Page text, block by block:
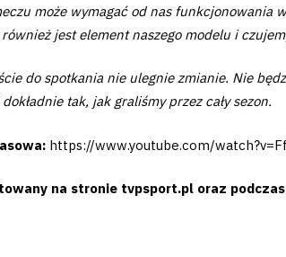
może wymagać od nas
jest element naszego modelu i
do spotkania nie ulegnie zmianie. Nie
tak, jak graliśmy przez cały sezon.
https://www.youtube.com/
na stronie tvpsport.pl oraz